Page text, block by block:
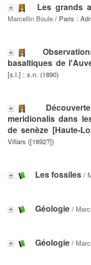
Les grands
Marcellin Boule / Paris :
basaltiques de
[s.l.] : s.n. (1890)
meridionalis dans
de senèze [Haute-
Villars ([1892?])
Les fossiles /
Géologie /
Géologie /